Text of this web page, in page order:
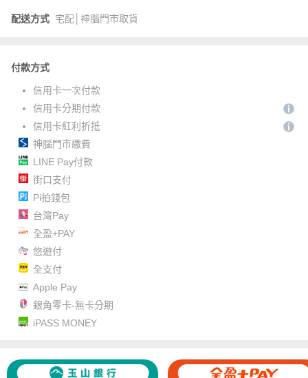
配送方式 宅配│神腦門市取貨
付款方式
信用卡一次付款
信用卡分期付款
信用卡紅利折抵
神腦門市繳費
LINE Pay付款
街口支付
Pi拍錢包
台灣Pay
全盈+PAY
悠遊付
全支付
Apple Pay
銀角零卡-無卡分期
iPASS MONEY